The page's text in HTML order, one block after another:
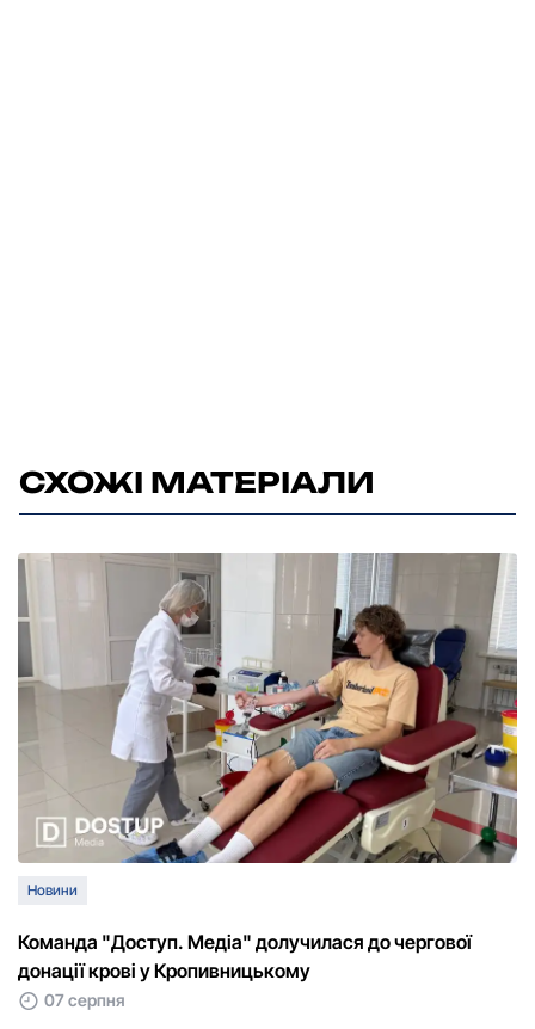
СХОЖІ МАТЕРІАЛИ
Новини
Команда "Доступ. Медіа" долучилася до чергової
донації крові у Кропивницькому
07 серпня